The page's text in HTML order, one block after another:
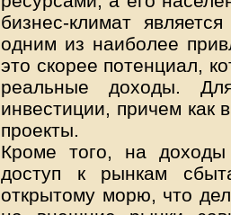
бизнес-климат
одним из наиболее
это скорее потенциал,
реальные доходы.
инвестиции, причем как
проекты.
Кроме того, на
доступ к рынкам
открытому морю, что